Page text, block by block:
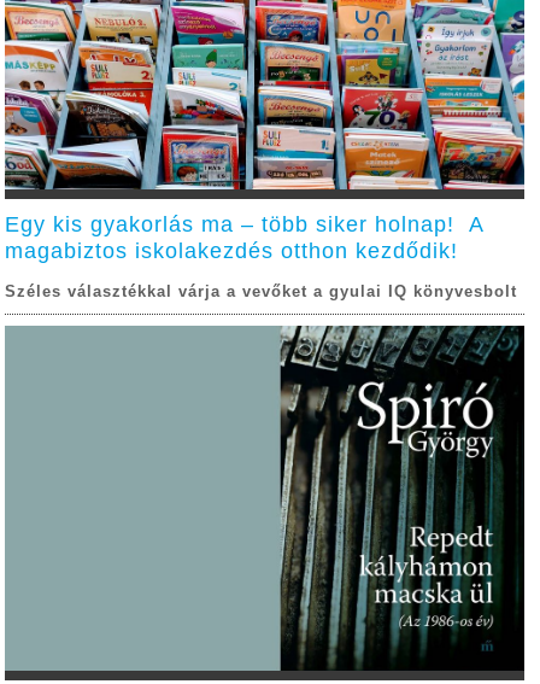
Egy kis gyakorlás ma – több siker holnap! A
magabiztos iskolakezdés otthon kezdődik!
Széles választékkal várja a vevőket a gyulai IQ könyvesbolt